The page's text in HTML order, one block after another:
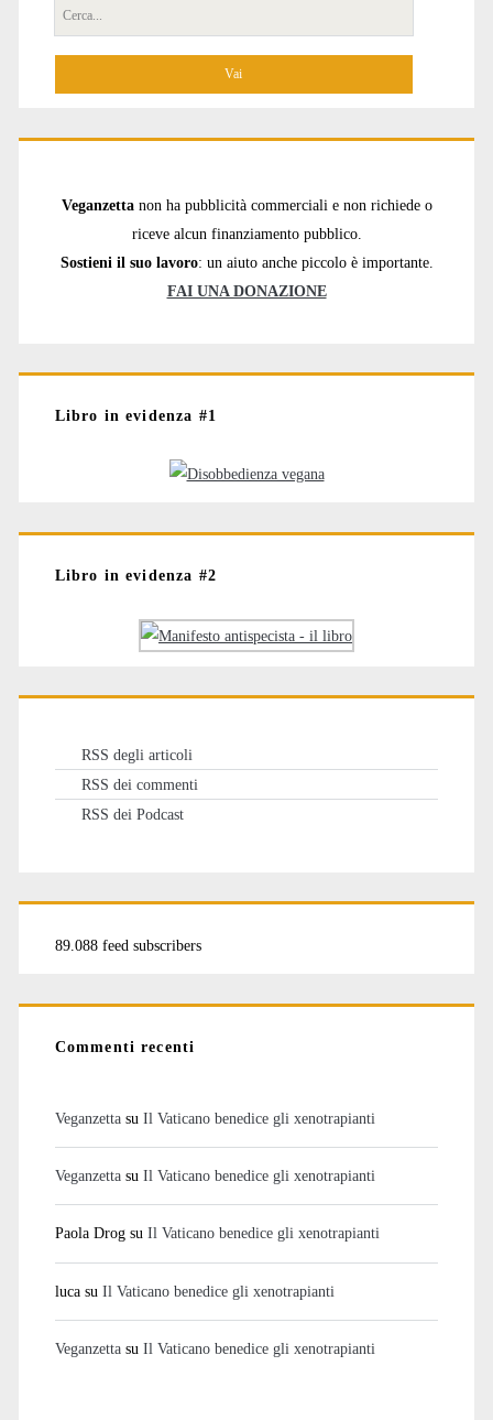
Cerca
per:
Veganzetta non ha pubblicità commerciali e non richiede o
riceve alcun finanziamento pubblico.
Sostieni il suo lavoro: un aiuto anche piccolo è importante.
FAI UNA DONAZIONE
Libro in evidenza #1
Libro in evidenza #2
RSS degli articoli
RSS dei commenti
RSS dei Podcast
89.088 feed subscribers
Commenti recenti
Veganzettasu Il Vaticano benedice gli xenotrapianti
Veganzettasu Il Vaticano benedice gli xenotrapianti
Paola Drogsu Il Vaticano benedice gli xenotrapianti
lucasu Il Vaticano benedice gli xenotrapianti
Veganzettasu Il Vaticano benedice gli xenotrapianti